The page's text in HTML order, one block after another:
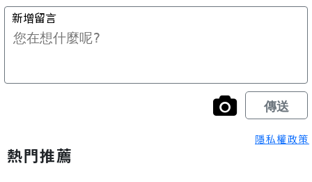
隱私權政策
熱門推薦